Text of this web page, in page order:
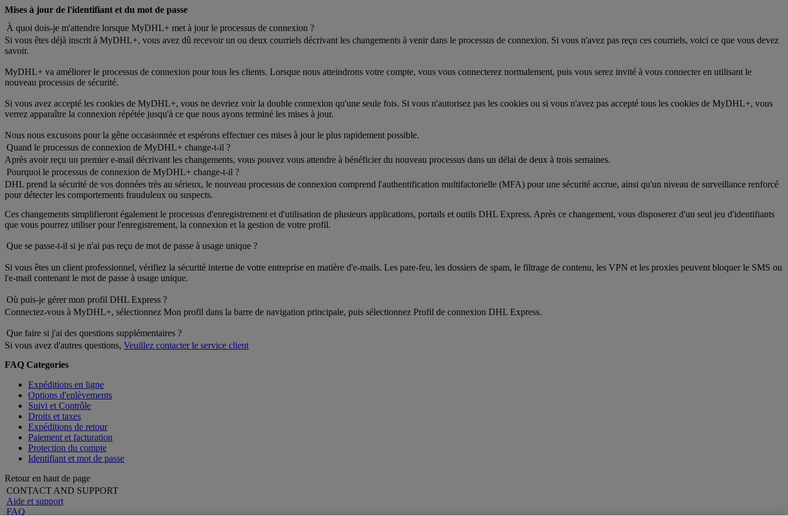
Mises à jour de l'identifiant et du mot de passe
À quoi dois-je m'attendre lorsque MyDHL+ met à jour le processus de connexion ?
Si vous êtes déjà inscrit à MyDHL+, vous avez dû recevoir un ou deux courriels décrivant les changements à venir dans le processus de connexion. Si vous n'avez pas reçu ces courriels, voici ce que vous devez
savoir.
MyDHL+ va améliorer le processus de connexion pour tous les clients. Lorsque nous atteindrons votre compte, vous vous connecterez normalement, puis vous serez invité à vous connecter en utilisant le
nouveau processus de sécurité.
Si vous avez accepté les cookies de MyDHL+, vous ne devriez voir la double connexion qu'une seule fois. Si vous n'autorisez pas les cookies ou si vous n'avez pas accepté tous les cookies de MyDHL+, vous
verrez apparaître la connexion répétée jusqu'à ce que nous ayons terminé les mises à jour.
Nous nous excusons pour la gêne occasionnée et espérons effectuer ces mises à jour le plus rapidement possible.
Quand le processus de connexion de MyDHL+ change-t-il ?
Après avoir reçu un premier e-mail décrivant les changements, vous pouvez vous attendre à bénéficier du nouveau processus dans un délai de deux à trois semaines.
Pourquoi le processus de connexion de MyDHL+ change-t-il ?
DHL prend la sécurité de vos données très au sérieux, le nouveau processus de connexion comprend l'authentification multifactorielle (MFA) pour une sécurité accrue, ainsi qu'un niveau de surveillance renforcé
pour détecter les comportements frauduleux ou suspects.
Ces changements simplifieront également le processus d'enregistrement et d'utilisation de plusieurs applications, portails et outils DHL Express. Après ce changement, vous disposerez d'un seul jeu d'identifiants
que vous pourrez utiliser pour l'enregistrement, la connexion et la gestion de votre profil.
Que se passe-t-il si je n'ai pas reçu de mot de passe à usage unique ?
Si vous êtes un client professionnel, vérifiez la sécurité interne de votre entreprise en matière d'e-mails. Les pare-feu, les dossiers de spam, le filtrage de contenu, les VPN et les proxies peuvent bloquer le SMS ou
l'e-mail contenant le mot de passe à usage unique.
Où puis-je gérer mon profil DHL Express ?
Connectez-vous à MyDHL+, sélectionnez Mon profil dans la barre de navigation principale, puis sélectionnez Profil de connexion DHL Express.
Que faire si j'ai des questions supplémentaires ?
Si vous avez d'autres questions, Veuillez contacter le service client
FAQ Categories
Expéditions en ligne
Options d'enlèvements
Suivi et Contrôle
Droits et taxes
Expéditions de retour
Paiement et facturation
Protection du compte
Identifiant et mot de passe
Retour en haut de page
CONTACT AND SUPPORT
Aide et support
FAQ